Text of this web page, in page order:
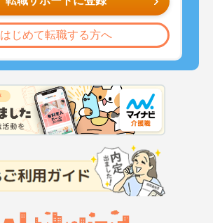
はじめて転職する方へ